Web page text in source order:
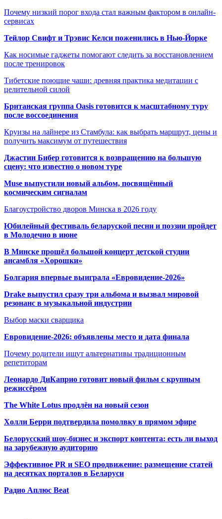
Почему низкий порог входа стал важным фактором в онлайн-
сервисах
Тейлор Свифт и Трэвис Келси поженились в Нью-Йорке
Как носимые гаджеты помогают следить за восстановлением
после тренировок
Тибетские поющие чаши: древняя практика медитации с
целительной силой
Британская группа Oasis готовится к масштабному туру
после воссоединения
Круизы на лайнере из Стамбула: как выбрать маршрут, цены и
получить максимум от путешествия
Джастин Бибер готовится к возвращению на большую
сцену: что известно о новом туре
Muse выпустили новый альбом, посвящённый
космическим сигналам
Благоустройство дворов Минска в 2026 году
Юбилейный фестиваль беларуской песни и поэзии пройдет
в Молодечно в июне
В Минске прошёл большой концерт детской студии
ансамбля «Хорошки»
Болгария впервые выиграла «Евровидение-2026»
Drake выпустил сразу три альбома и вызвал мировой
резонанс в музыкальной индустрии
Выбор маски сварщика
Евровидение-2026: объявлены место и дата финала
Почему родители ищут альтернативы традиционным
репетиторам
Леонардо ДиКаприо готовит новый фильм с крупным
режиссёром
The White Lotus продлён на новый сезон
Холли Берри подтвердила помолвку в прямом эфире
Белорусский шоу-бизнес и экспорт контента: есть ли выход
на зарубежную аудиторию
Эффективное PR и SEO продвижение: размещение статей
на десятках порталов в Беларуси
Радио Аплюс Beat